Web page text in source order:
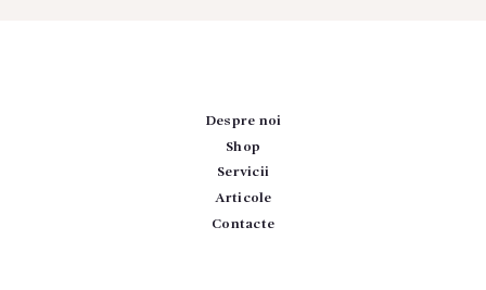
Despre noi
Shop
Servicii
Articole
Contacte